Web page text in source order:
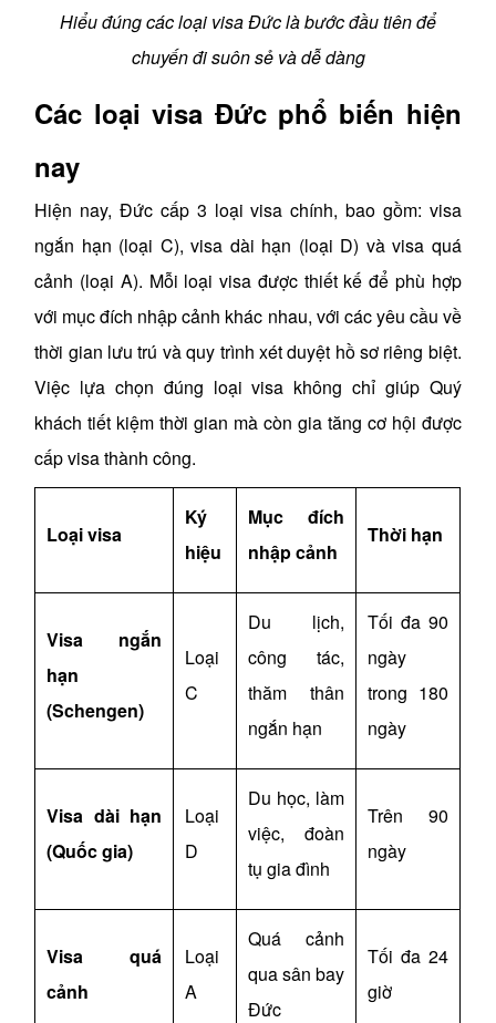
Hiểu đúng các loại visa Đức là bước đầu tiên để
chuyến đi suôn sẻ và dễ dàng
Các loại visa Đức phổ biến hiện
nay
Hiện nay, Đức cấp 3 loại visa chính, bao gồm: visa
ngắn hạn (loại C), visa dài hạn (loại D) và visa quá
cảnh (loại A). Mỗi loại visa được thiết kế để phù hợp
với mục đích nhập cảnh khác nhau, với các yêu cầu về
thời gian lưu trú và quy trình xét duyệt hồ sơ riêng biệt.
Việc lựa chọn đúng loại visa không chỉ giúp Quý
khách tiết kiệm thời gian mà còn gia tăng cơ hội được
cấp visa thành công.
Loại visa
Ký
hiệu
Mục đích
nhập cảnh
Thời hạn
Visa ngắn
hạn
(Schengen)
Loại
C
Du lịch,
công tác,
thăm thân
ngắn hạn
Tối đa 90
ngày
trong 180
ngày
Visa dài hạn
(Quốc gia)
Loại
D
Du học, làm
việc, đoàn
tụ gia đình
Trên 90
ngày
Visa quá
cảnh
Loại
A
Quá cảnh
qua sân bay
Đức
Tối đa 24
giờ